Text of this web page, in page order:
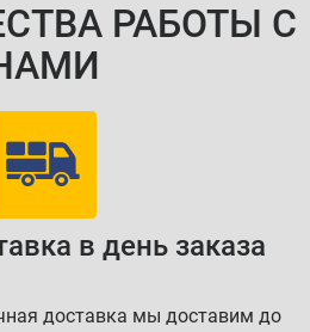
РАБОТЫ С
в день заказа
доставка мы доставим до